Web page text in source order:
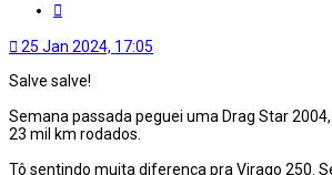
25 Jan 2024, 17:05
Salve salve!
Semana passada peguei uma Drag Star 2004,
23 mil km rodados.
Tô sentindo muita diferença pra Virago 250.